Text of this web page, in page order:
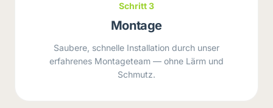
Schritt 3
Montage
Saubere, schnelle Installation durch unser
erfahrenes Montageteam — ohne Lärm und
Schmutz.